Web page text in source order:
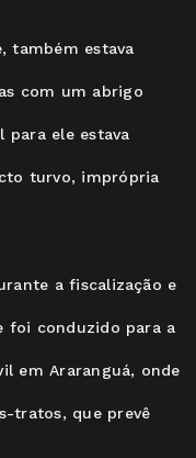
também estava
com um abrigo
para ele estava
turvo, imprópria
a fiscalização e
foi conduzido para a
em Araranguá, onde
tratos, que prevê